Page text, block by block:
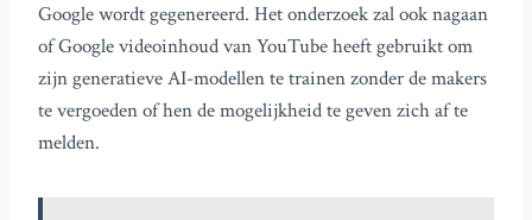
Google wordt gegenereerd. Het onderzoek zal ook nagaan
of Google videoinhoud van YouTube heeft gebruikt om
zijn generatieve AI-modellen te trainen zonder de makers
te vergoeden of hen de mogelijkheid te geven zich af te
melden.